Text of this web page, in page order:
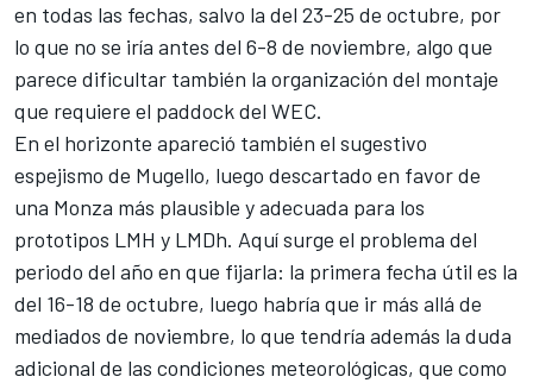
en todas las fechas, salvo la del 23-25 de octubre, por
lo que no se iría antes del 6-8 de noviembre, algo que
parece dificultar también la organización del montaje
que requiere el paddock del WEC.
En el horizonte apareció también el sugestivo
espejismo de Mugello, luego descartado en favor de
una Monza más plausible y adecuada para los
prototipos LMH y LMDh. Aquí surge el problema del
periodo del año en que fijarla: la primera fecha útil es la
del 16-18 de octubre, luego habría que ir más allá de
mediados de noviembre, lo que tendría además la duda
adicional de las condiciones meteorológicas, que como